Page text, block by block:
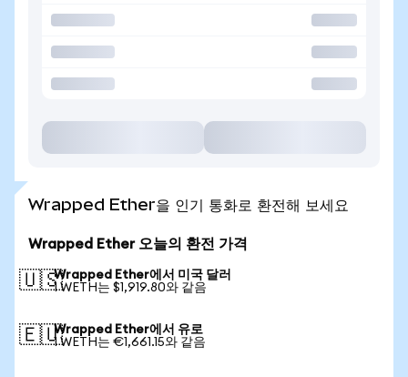
Wrapped Ether을 인기 통화로 환전해 보세요
Wrapped Ether 오늘의 환전 가격
🇺🇸Wrapped Ether에서 미국 달러
1 WETH는 $1,919.80와 같음
🇪🇺Wrapped Ether에서 유로
1 WETH는 €1,661.15와 같음